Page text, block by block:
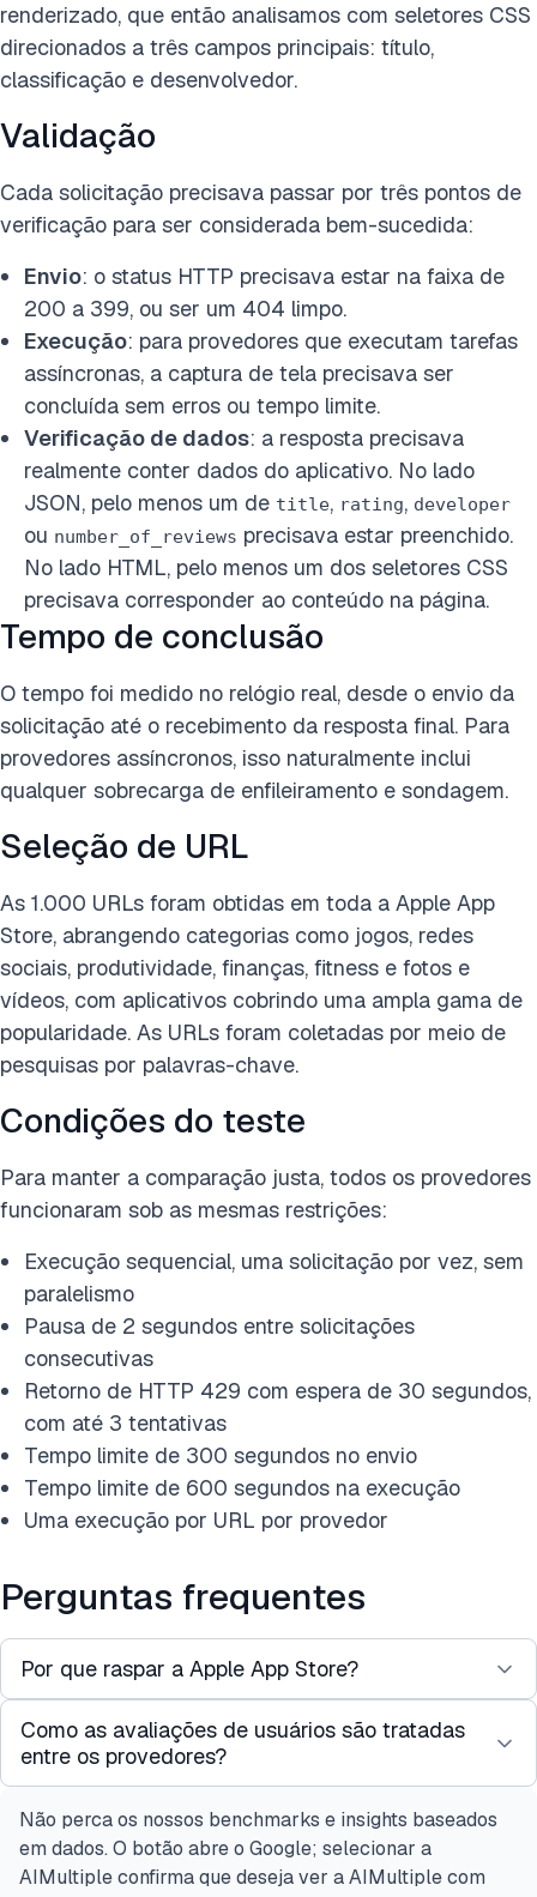
renderizado, que então analisamos com seletores CSS
direcionados a três campos principais: título,
classificação e desenvolvedor.
Validação
Cada solicitação precisava passar por três pontos de
verificação para ser considerada bem-sucedida:
Envio: o status HTTP precisava estar na faixa de
200 a 399, ou ser um 404 limpo.
Execução: para provedores que executam tarefas
assíncronas, a captura de tela precisava ser
concluída sem erros ou tempo limite.
Verificação de dados: a resposta precisava
realmente conter dados do aplicativo. No lado
JSON, pelo menos um de title, rating, developer
ou number_of_reviews precisava estar preenchido.
No lado HTML, pelo menos um dos seletores CSS
precisava corresponder ao conteúdo na página.
Tempo de conclusão
O tempo foi medido no relógio real, desde o envio da
solicitação até o recebimento da resposta final. Para
provedores assíncronos, isso naturalmente inclui
qualquer sobrecarga de enfileiramento e sondagem.
Seleção de URL
As 1.000 URLs foram obtidas em toda a Apple App
Store, abrangendo categorias como jogos, redes
sociais, produtividade, finanças, fitness e fotos e
vídeos, com aplicativos cobrindo uma ampla gama de
popularidade. As URLs foram coletadas por meio de
pesquisas por palavras-chave.
Condições do teste
Para manter a comparação justa, todos os provedores
funcionaram sob as mesmas restrições:
Execução sequencial, uma solicitação por vez, sem
paralelismo
Pausa de 2 segundos entre solicitações
consecutivas
Retorno de HTTP 429 com espera de 30 segundos,
com até 3 tentativas
Tempo limite de 300 segundos no envio
Tempo limite de 600 segundos na execução
Uma execução por URL por provedor
Perguntas frequentes
Por que raspar a Apple App Store?
A Apple App Store contém informações
detalhadas sobre milhões de aplicativos, incluindo
histórico de versões, compras no aplicativo e
screenshots. Raspar esses dados transforma um
Como as avaliações de usuários são tratadas
entre os provedores?
O suporte a avaliações varia muito entre os
provedores. Bright Data possui um conjunto de
dados dedicadoApple App Store Reviews,
Não perca os nossos benchmarks e insights baseados
em dados. O botão abre o Google; selecionar a
AIMultiple confirma que deseja ver a AIMultiple com